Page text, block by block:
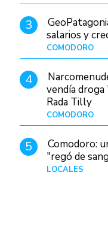
3
salarios y
COMODORO
4
vendía
Rada Tilly
COMODORO
5
Comodoro:
"regó de
LOCALES